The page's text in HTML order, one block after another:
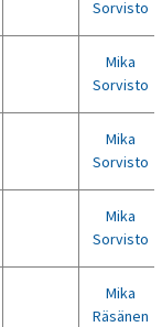
Sorvisto
Mika
Sorvisto
Mika
Sorvisto
Mika
Sorvisto
Mika
Räsänen